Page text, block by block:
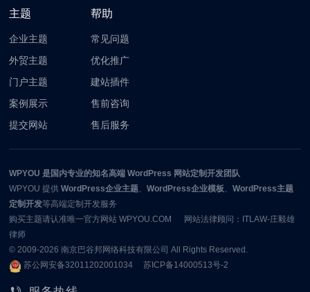
主题
企业主题
外贸主题
门户主题
案例展示
提交网站
帮助
常见问题
优化推广
建站插件
售前咨询
售后服务
WPYOU 是国内专业的知名高端 WordPress 网站定制开发团队
WPYOU 提供WordPress企业主题、WordPress企业模板、WordPress主题
定制开发等高端定制开发服务
购买主题请认准唯一官方网站 WPYOU.COM 网站法律顾问：ITLAW-庄毅雄
律师
© 2009-2026南京巴谷邦网络科技有限公司 All Rights Reserved.
苏公网安备32011202001034
苏ICP备14000513号-2